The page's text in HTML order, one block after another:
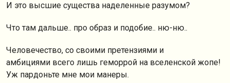
И это высшие существа наделенные разумом?
Что там дальше.. про образ и подобие.. ню-ню..
Человечество, со своими претензиями и
амбициями всего лишь геморрой на вселенской жопе!
Уж пардоньте мне мои манеры.